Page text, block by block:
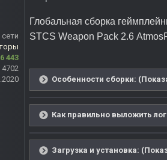
6 443
4702
Глобальная сборка
STCS Weapon Pack 2.6
Особенности сборки:
Как правильно выложить
Загрузка и установка: